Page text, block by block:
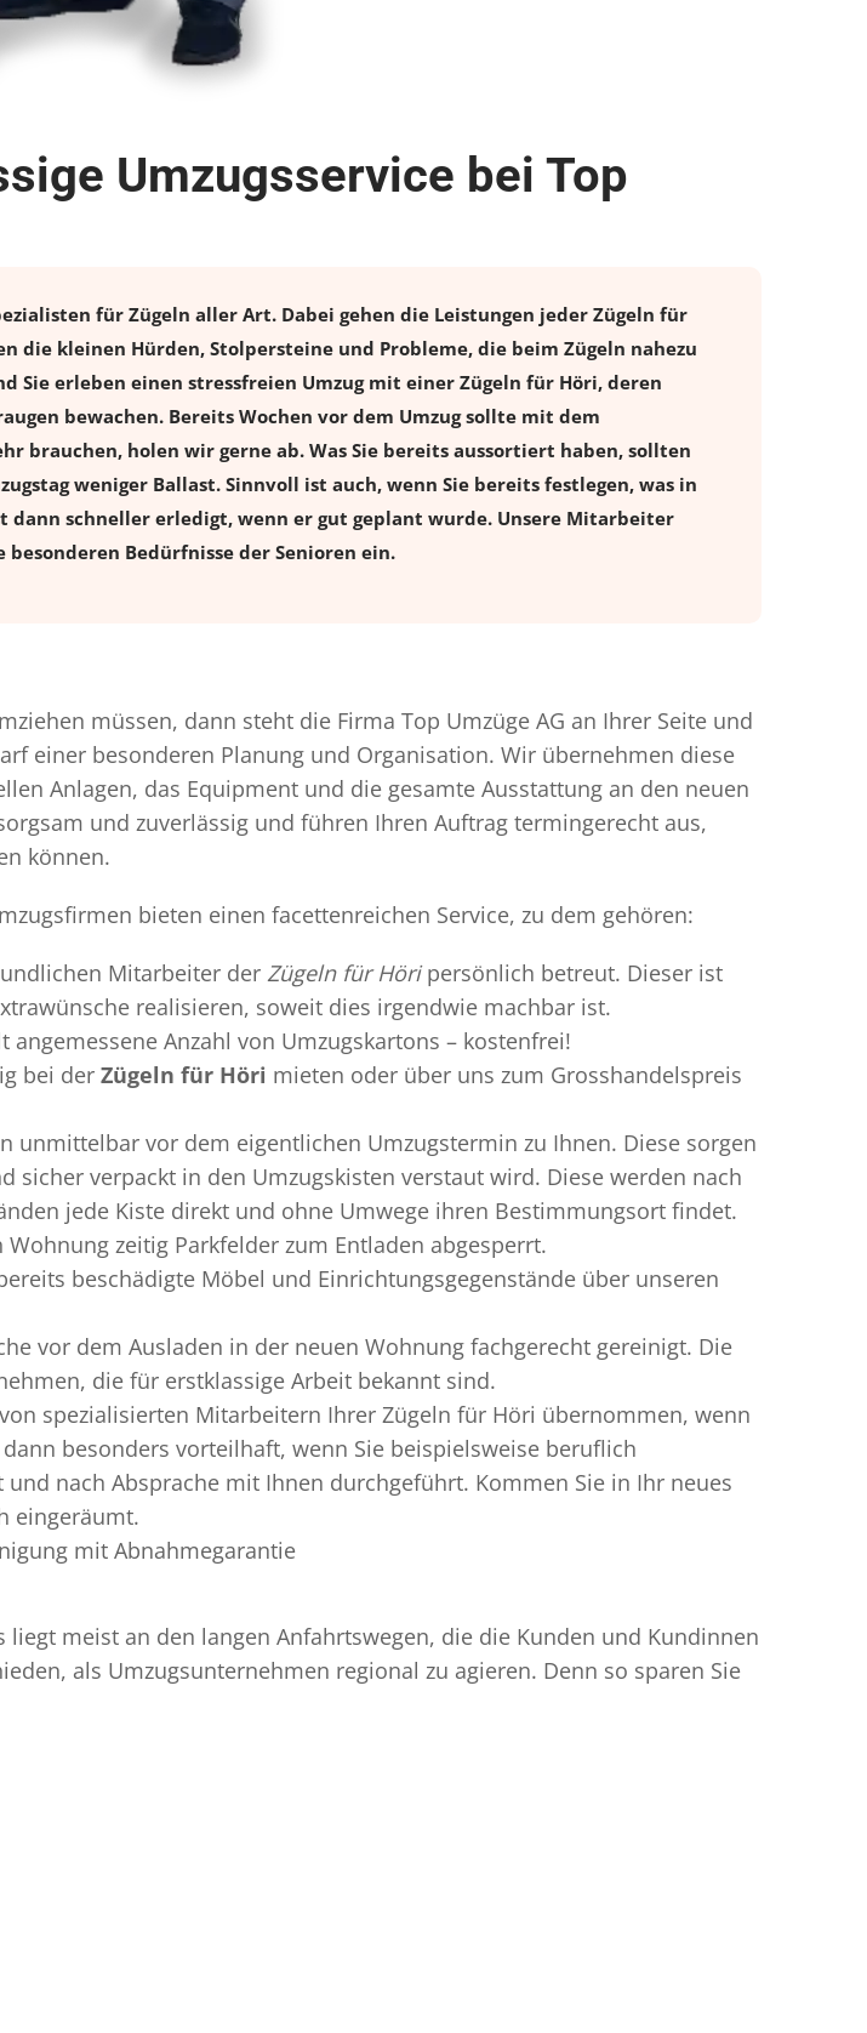
Umzugsservice bei Top
für Zügeln aller Art. Dabei gehen die Leistungen jeder Zügeln für
die kleinen Hürden, Stolpersteine und Probleme, die beim Zügeln nahezu
Sie erleben einen stressfreien Umzugmit einer Zügeln für Höri, deren
bewachen. Bereits Wochen vor dem Umzug sollte mit dem
brauchen, holen wir gerne ab. Was Sie bereits aussortiert haben, sollten
weniger Ballast. Sinnvoll ist auch, wenn Sie bereits festlegen, was in
dann schneller erledigt, wenn er gut geplant wurde. Unsere Mitarbeiter
Bedürfnisse der Senioren ein.
müssen, dann steht die Firma Top Umzüge AG an Ihrer Seite und
einer besonderen Planung und Organisation. Wir übernehmen diese
Anlagen, das Equipment und die gesamte Ausstattung an den neuen
und zuverlässig und führen Ihren Auftrag termingerecht aus,
können.
bieten einen facettenreichen Service, zu dem gehören:
Mitarbeiter der Zügeln für Höripersönlich betreut. Dieser ist
realisieren, soweit dies irgendwie machbar ist.
Anzahl von Umzugskartons – kostenfrei!
bei der Zügeln für Höri mieten oder über uns zum Grosshandelspreis
unmittelbar vor dem eigentlichen Umzugstermin zu Ihnen. Diese sorgen
sicher verpackt in den Umzugskisten verstaut wird. Diese werden nach
jede Kiste direkt und ohne Umwege ihren Bestimmungsort findet.
zeitig Parkfelder zum Entladen abgesperrt.
beschädigte Möbel und Einrichtungsgegenstände über unseren
vor dem Ausladen in der neuen Wohnung fachgerecht gereinigt. Die
die für erstklassige Arbeit bekannt sind.
spezialisierten Mitarbeitern Ihrer Zügeln für Höri übernommen, wenn
besonders vorteilhaft, wenn Sie beispielsweise beruflich
nach Absprache mit Ihnen durchgeführt. Kommen Sie in Ihr neues
eingeräumt.
mit Abnahmegarantie
meist an den langen Anfahrtswegen, die die Kunden und Kundinnen
als Umzugsunternehmen regional zu agieren. Denn so sparen Sie